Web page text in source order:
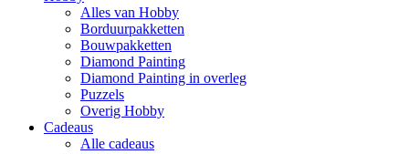
Alles van Hobby
Borduurpakketten
Bouwpakketten
Diamond Painting
Diamond Painting in overleg
Puzzels
Overig Hobby
Cadeaus
Alle cadeaus